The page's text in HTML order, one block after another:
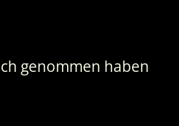
genommen haben